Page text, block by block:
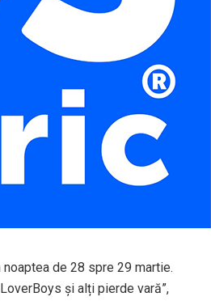
de 28 spre 29 martie.
și alți pierde vară”,